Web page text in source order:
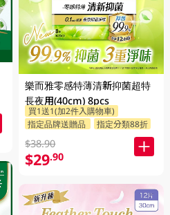
樂而雅零感特薄清新抑菌超特
長夜用(40cm) 8pcs
買1送1(加2件入購物車)
指定品牌送贈品
指定分類88折
$38.90
$29.90